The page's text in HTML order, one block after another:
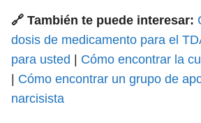
🔗 También te puede interesar:
dosis de medicamento para el
para usted
Cómo encontrar la
Cómo encontrar un grupo de
narcisista